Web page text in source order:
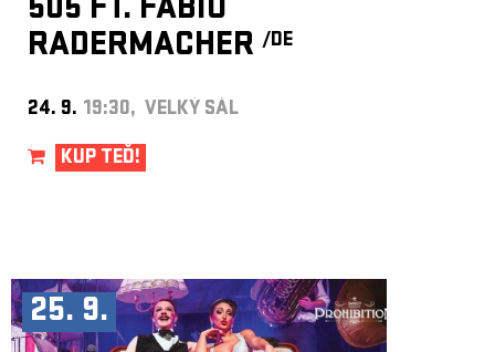
505 FT. FABIO
RADERMACHER /DE
24. 9. 19:30, VELKÝ SÁL
KUP TEĎ!
25. 9.